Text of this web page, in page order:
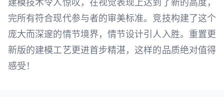
建模技术令人惊叹，在视觉表现上达到了新的高度，
完所有符合现代参与者的审美标准。竞技构建了这个
庞大而深邃的情节境界，情节设计引人入胜。重置更
新版的建模工艺更进首步精湛，这样的品质绝对值得
感受！